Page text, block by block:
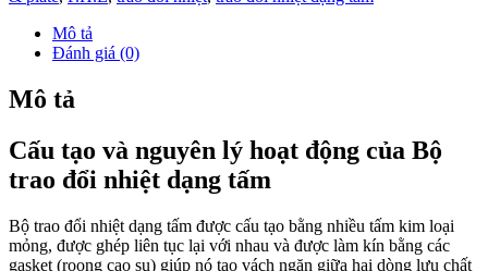
Mô tả
Đánh giá (0)
Mô tả
Cấu tạo và nguyên lý hoạt động của Bộ
trao đổi nhiệt dạng tấm
Bộ trao đổi nhiệt dạng tấm được cấu tạo bằng nhiều tấm kim loại
mỏng, được ghép liên tục lại với nhau và được làm kín bằng các
gasket (roong cao su) giúp nó tạo vách ngăn giữa hai dòng lưu chất